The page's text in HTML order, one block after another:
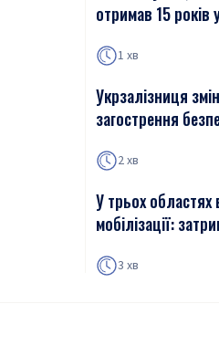
отримав 15 років
1 хв
Укрзалізниця
загострення
2 хв
У трьох
мобілізації:
3 хв